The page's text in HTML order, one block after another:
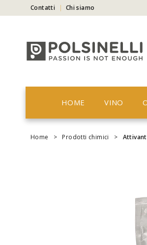
Contatti Chi siamo
HOME VINO
Home > Prodotti chimici >